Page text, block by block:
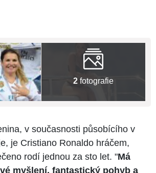
2 fotografie
v současnosti působícího v
je Cristiano Ronaldo hráčem,
rodí jednou za sto let. "Má
myšlení, fantastický pohyb a